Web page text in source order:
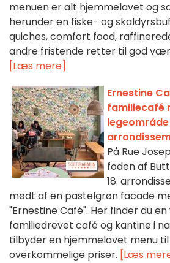
menuen er alt hjemmelavet og
herunder en fiske- og
quiches, comfort food,
andre fristende retter til god
[Læs mere]
Ernestine
familiecafé
På Rue
foden af
18.
mødt af en pastelgrøn facade
"Ernestine Café". Her finder du en
familiedrevet café og kantine i
tilbyder en hjemmelavet menu
overkommelige priser. [Læs